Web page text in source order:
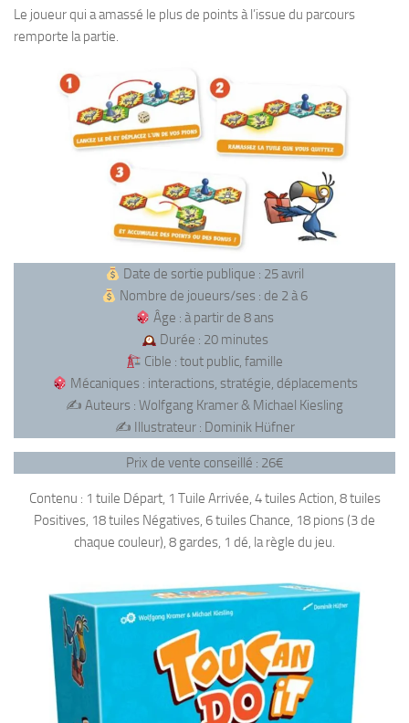
Le joueur qui a amassé le plus de points à l’issue du parcours
remporte la partie.
Date de sortie publique : 25 avril
Nombre de joueurs/ses : de 2 à 6
Âge : à partir de 8 ans
Durée : 20 minutes
Cible : tout public, famille
Mécaniques : interactions, stratégie, déplacements
✍️ Auteurs : Wolfgang Kramer & Michael Kiesling
✍️ Illustrateur : Dominik Hüfner
Prix de vente conseillé : 26€
Contenu : 1 tuile Départ, 1 Tuile Arrivée, 4 tuiles Action, 8 tuiles
Positives, 18 tuiles Négatives, 6 tuiles Chance, 18 pions (3 de
chaque couleur), 8 gardes, 1 dé, la règle du jeu.